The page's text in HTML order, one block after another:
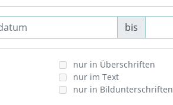
bis
nur in Überschriften
nur im Text
nur in Bildunterschriften